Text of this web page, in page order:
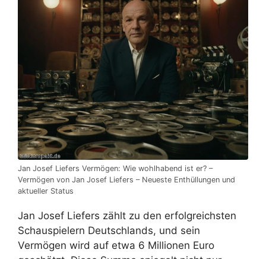
Jan Josef Liefers Vermögen: Wie wohlhabend ist er? –
Vermögen von Jan Josef Liefers – Neueste Enthüllungen und
aktueller Status
Jan Josef Liefers zählt zu den erfolgreichsten
Schauspielern Deutschlands, und sein
Vermögen wird auf etwa 6 Millionen Euro